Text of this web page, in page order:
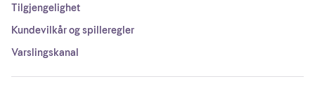
Tilgjengelighet
Kundevilkår og spilleregler
Varslingskanal